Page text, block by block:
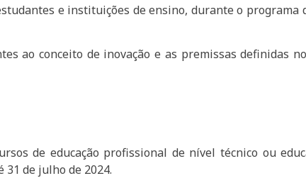
e instituições de ensino, durante o programa
ao conceito de inovação e as premissas definidas
de educação profissional de nível técnico ou
31 de julho de 2024.